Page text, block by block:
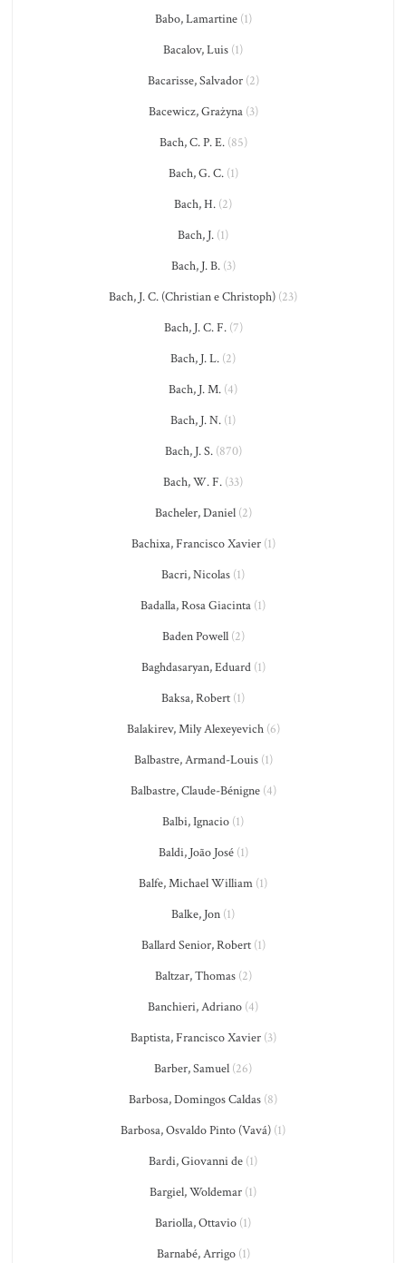
Babo, Lamartine(1)
Bacalov, Luis (1)
Bacarisse, Salvador(2)
Bacewicz, Grażyna(3)
Bach, C. P. E.(85)
Bach, G. C.(1)
Bach, H. (2)
Bach, J. (1)
Bach, J. B.(3)
Bach, J. C. (Christian e Christoph) (23)
Bach, J. C. F.(7)
Bach, J. L. (2)
Bach, J. M. (4)
Bach, J. N. (1)
Bach, J. S.(870)
Bach, W. F. (33)
Bacheler, Daniel(2)
Bachixa, Francisco Xavier(1)
Bacri, Nicolas (1)
Badalla, Rosa Giacinta (1)
Baden Powell(2)
Baghdasaryan, Eduard(1)
Baksa, Robert (1)
Balakirev, Mily Alexeyevich(6)
Balbastre, Armand-Louis(1)
Balbastre, Claude-Bénigne(4)
Balbi, Ignacio (1)
Baldi, João José(1)
Balfe, Michael William (1)
Balke, Jon (1)
Ballard Senior, Robert(1)
Baltzar, Thomas(2)
Banchieri, Adriano (4)
Baptista, Francisco Xavier(3)
Barber, Samuel (26)
Barbosa, Domingos Caldas (8)
Barbosa, Osvaldo Pinto (Vavá) (1)
Bardi, Giovanni de (1)
Bargiel, Woldemar (1)
Bariolla, Ottavio (1)
Barnabé, Arrigo(1)